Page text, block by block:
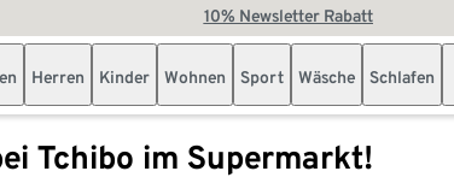
10% Newsletter Rabatt
Herren Kinder Wohnen Sport Wäsche Schlafen
Tchibo im Supermarkt!